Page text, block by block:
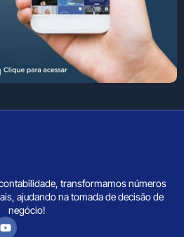
transformamos números
ajudando na tomada de decisão de
negócio!